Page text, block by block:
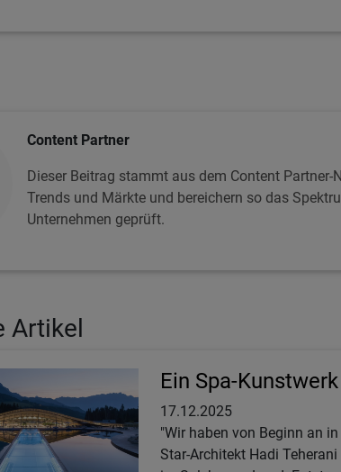
Content Partner
Dieser Beitrag stammt aus dem Content
Trends und Märkte und bereichern so das
Unternehmen geprüft.
Artikel
Ein Spa-
17.12.2025
"Wir haben von Beginn an
Star-Architekt Hadi